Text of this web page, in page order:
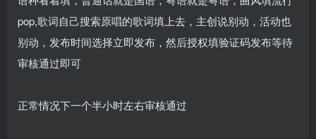
pop,歌词自己搜索原唱的歌词填上去，主创说别动，活动也
别动，发布时间选择立即发布，然后授权填验证码发布等待
审核通过即可
正常情况下一个半小时左右审核通过